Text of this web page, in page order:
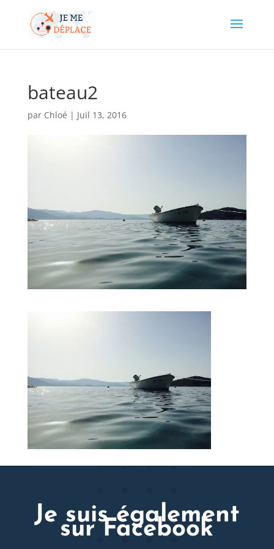
bateau2
par Chloé | Juil 13, 2016
Je suis également
sur Facebook